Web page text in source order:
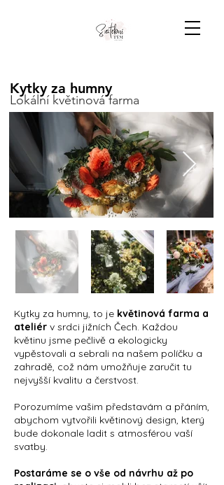
Kytky za humny
Lokální květinová farma
Kytky za humny, to je květinová farma a
ateliér v srdci jižních Čech. Každou
květinu jsme pečlivě a ekologicky
vypěstovali a sebrali na našem políčku a
zahradě, což nám umožňuje zaručit tu
nejvyšší kvalitu a čerstvost.
Porozumíme vašim představám a přáním,
abychom vytvořili květinový design, který
bude dokonale ladit s atmosférou vaší
svatby.
Postaráme se o vše od návrhu až po